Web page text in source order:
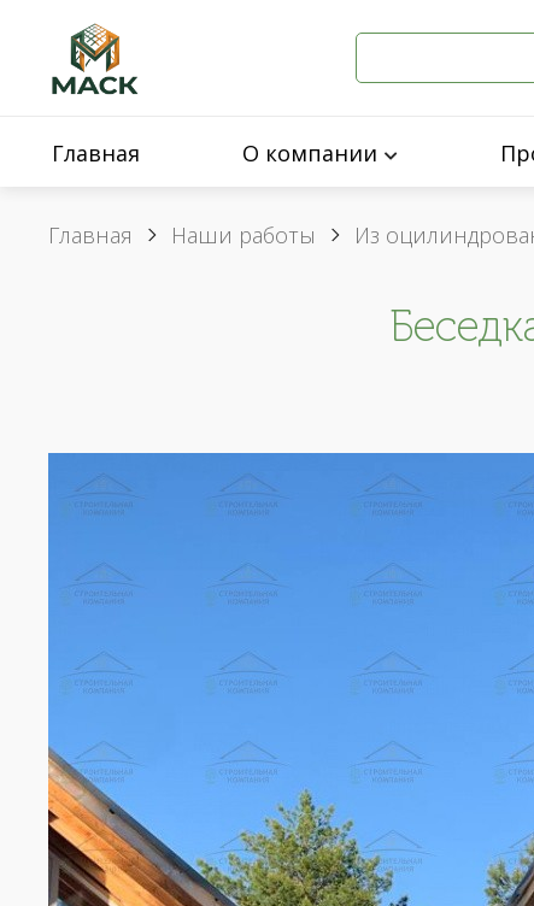
Главная О компании
Главная Наши работы Из